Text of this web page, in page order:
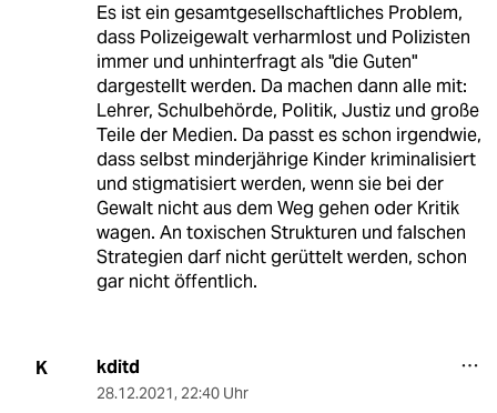
Es ist ein gesamtgesellschaftliches Problem,
dass Polizeigewalt verharmlost und Polizisten
immer und unhinterfragt als "die Guten"
dargestellt werden. Da machen dann alle mit:
Lehrer, Schulbehörde, Politik, Justiz und große
Teile der Medien. Da passt es schon irgendwie,
dass selbst minderjährige Kinder kriminalisiert
und stigmatisiert werden, wenn sie bei der
Gewalt nicht aus dem Weg gehen oder Kritik
wagen. An toxischen Strukturen und falschen
Strategien darf nicht gerüttelt werden, schon
gar nicht öffentlich.
K kditd
28.12.2021, 22:40 Uhr